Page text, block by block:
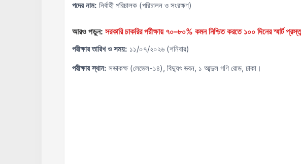
পদের নাম: নির্বাহী পরিচালক (পরিচালন ও সংরক্ষণ)
আরও পড়ুন: সরকারি চাকরির পরীক্ষায় ৭০–৮০% কমন নিশ্চিত করতে ১০০ দিনের
পরীক্ষার তারিখ ও সময়: ১১/০৭/২০২৬ (শনিবার)
পরীক্ষার স্থান: সভাকক্ষ (লেভেল-১৪), বিদ্যুৎ ভবন, ১ আব্দুল গণি রোড, ঢাকা।